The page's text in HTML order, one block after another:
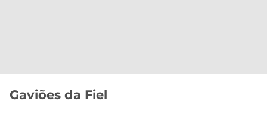
Gaviões da Fiel